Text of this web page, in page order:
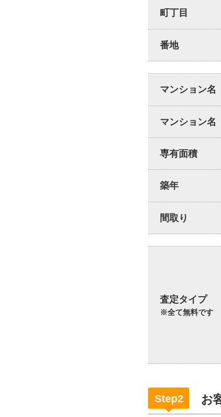
町丁目
番地
マンション名
マンション名
専有面積
築年
間取り
査定タイプ
※全て無料です
Step2 お